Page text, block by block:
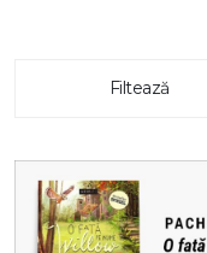
Filtează